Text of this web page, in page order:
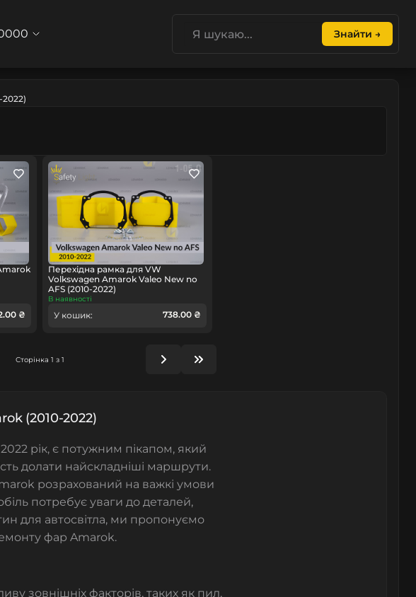
Знайти →
2022)
₴
Перехідна рамка для VW
Volkswagen Amarok Valeo New no
AFS (2010-2022)
В наявності
У кошик: 738.00 ₴
Сторінка 1 з 1
(2010-2022)
рік, є потужним пікапом, який
долати найскладніші маршрути.
розрахований на важкі умови
потребує уваги до деталей,
для автосвітла, ми пропонуємо
фар Amarok.
зовнішніх факторів, таких як пил,